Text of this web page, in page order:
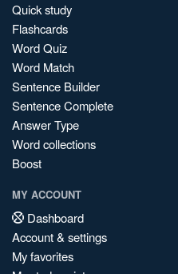
Quick study
Flashcards
Word Quiz
Word Match
Sentence Builder
Sentence Complete
Answer Type
Word collections
Boost
MY ACCOUNT
Dashboard
Account & settings
My favorites